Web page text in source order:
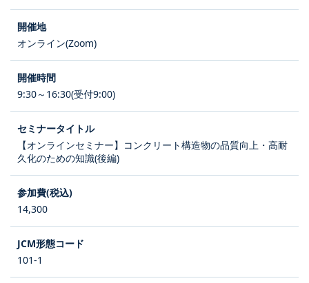
オンライン(Zoom)
9:30～16:30(受付9:00)
【オンラインセミナー】コンクリート構造物の品質向上・高耐
久化のための知識(後編)
14,300
101-1